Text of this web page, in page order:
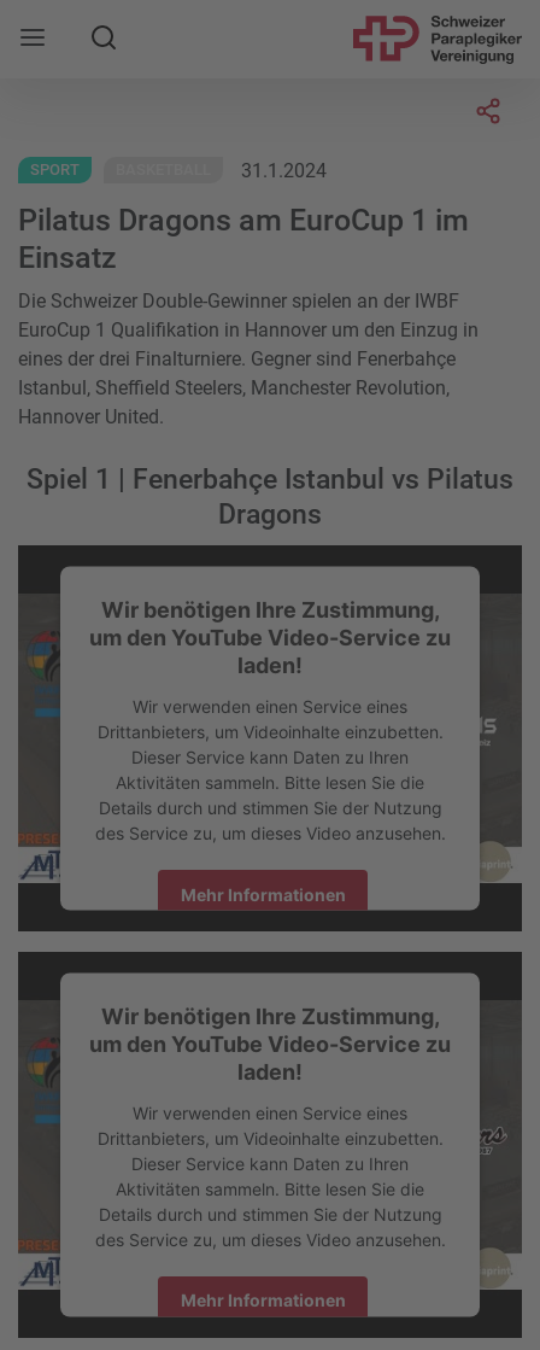
Mobile Navigation öffnen
Suche
SPORT 31.1.2024
Pilatus Dragons am EuroCup 1 im
Einsatz
Die Schweizer Double-Gewinner spielen an der IWBF
EuroCup 1 Qualifikation in Hannover um den Einzug in
eines der drei Finalturniere. Gegner sind Fenerbahçe
Istanbul, Sheffield Steelers, Manchester Revolution,
Hannover United.
Spiel 1 | Fenerbahçe Istanbul vs Pilatus
Dragons
Wir benötigen Ihre Zustimmung,
um den YouTube Video-Service zu
laden!
Wir verwenden einen Service eines
Drittanbieters, um Videoinhalte einzubetten.
Dieser Service kann Daten zu Ihren
Aktivitäten sammeln. Bitte lesen Sie die
Details durch und stimmen Sie der Nutzung
des Service zu, um dieses Video anzusehen.
Mehr Informationen
Akzeptieren
powered byUsercentrics Consent Management Platform
Spiel 2 | Pilatus Dragons vs Sheffield
Steelers
Wir benötigen Ihre Zustimmung,
um den YouTube Video-Service zu
laden!
Wir verwenden einen Service eines
Drittanbieters, um Videoinhalte einzubetten.
Dieser Service kann Daten zu Ihren
Aktivitäten sammeln. Bitte lesen Sie die
Details durch und stimmen Sie der Nutzung
des Service zu, um dieses Video anzusehen.
Mehr Informationen
Spiel 3 | Pilatus Dragons vs Manchester
Revolution